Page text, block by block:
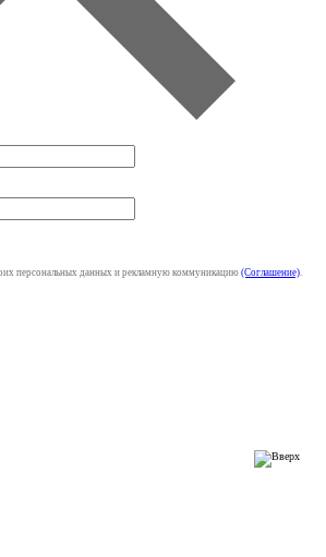
персональных данных и рекламную коммуникацию (Соглашение).